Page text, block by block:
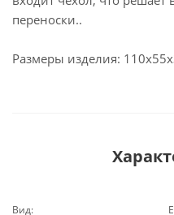
переноски..
Размеры изделия:
Вид: